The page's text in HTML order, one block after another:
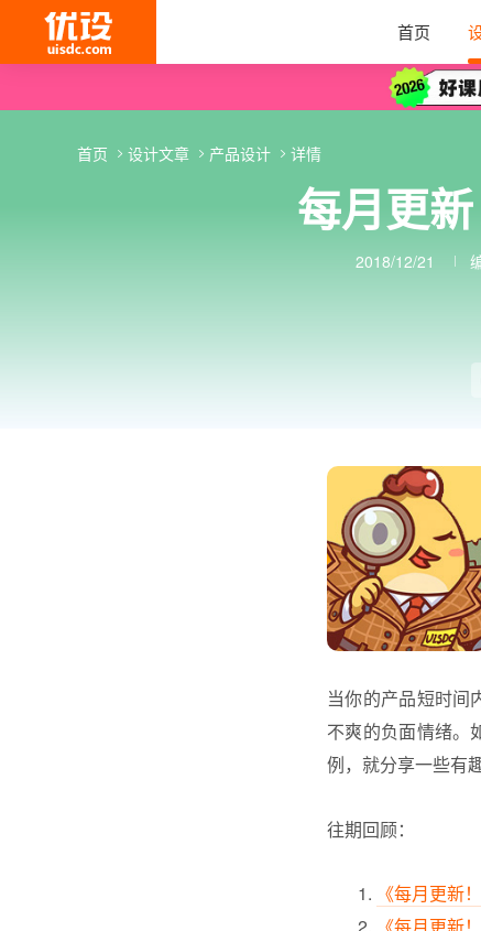
首页
每月更
2018/12/21
首页 设计文章 产品设计 详情
当你的产品短时间
不爽的负面情绪。
例，就分享一些有
往期回顾：
《每月更新